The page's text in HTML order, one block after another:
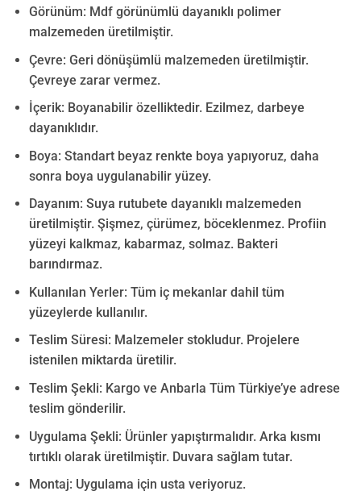
Görünüm: Mdf görünümlü dayanıklı polimer
malzemeden üretilmiştir.
Çevre: Geri dönüşümlü malzemeden üretilmiştir.
Çevreye zarar vermez.
İçerik: Boyanabilir özelliktedir. Ezilmez, darbeye
dayanıklıdır.
Boya: Standart beyaz renkte boya yapıyoruz, daha
sonra boya uygulanabilir yüzey.
Dayanım: Suya rutubete dayanıklı malzemeden
üretilmiştir. Şişmez, çürümez, böceklenmez. Profiin
yüzeyi kalkmaz, kabarmaz, solmaz. Bakteri
barındırmaz.
Kullanılan Yerler: Tüm iç mekanlar dahil tüm
yüzeylerde kullanılır.
Teslim Süresi: Malzemeler stokludur. Projelere
istenilen miktarda üretilir.
Teslim Şekli: Kargo ve Anbarla Tüm Türkiye’ye adrese
teslim gönderilir.
Uygulama Şekli: Ürünler yapıştırmalıdır. Arka kısmı
tırtıklı olarak üretilmiştir. Duvara sağlam tutar.
Montaj: Uygulama için usta veriyoruz.